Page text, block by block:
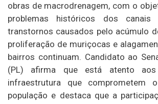
obras de macrodrenagem, com o
problemas históricos dos
transtornos causados pelo acúmulo
proliferação de muriçocas e
bairros continuam. Candidato ao
(PL) afirma que está atento
infraestrutura que
população e destaca que a